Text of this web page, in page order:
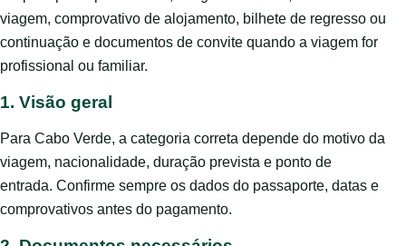
viagem, comprovativo de alojamento, bilhete de regresso ou
continuação e documentos de convite quando a viagem for
profissional ou familiar.
1. Visão geral
Para Cabo Verde, a categoria correta depende do motivo da
viagem, nacionalidade, duração prevista e ponto de
entrada. Confirme sempre os dados do passaporte, datas e
comprovativos antes do pagamento.